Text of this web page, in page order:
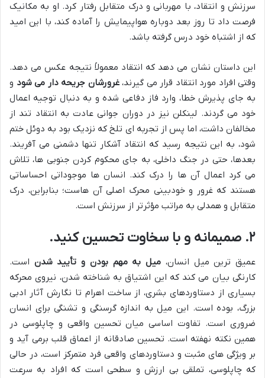
سرزنش و انتقاد، با مهربانی و درک متقابل رفتار کرد. او به مکانیک
فرصت داد تا روز بعد دوباره هواپیمایش را آماده کند، با این امید
که از اشتباه خود درس گرفته باشد.
این داستان نشان می دهد که انتقاد معمولاً نتیجه عکس می دهد.
وقتی افراد مورد انتقاد قرار می گیرند،غرورشان جریحه دار می شود و
به جای پذیرش خطا، وارد فاز دفاعی شده و به دنبال توجیه اعمال
خود می گردند. لینکلن نیز در دوران جوانی عادت به انتقاد تند از
مخالفان داشت، اما پس از تجربه ای تلخ که نزدیک بود به دوئل ختم
شود، به این نتیجه رسید که انتقاد آشکار تنها دشمنی می آفریند.
بعدها، حتی در جنگ داخلی، به جای محکوم کردن جنوبی ها، تلاش
می کرد اعمال آن ها را درک کند. انسان ها موجوداتی احساساتی
هستند که غرور و خودبینی محرک اصلی آن هاست؛ بنابراین، درک
متقابل و همدلی به مراتب مؤثرتر از سرزنش است.
۲. صمیمانه و با سخاوت تحسین کنید.
عمیق ترین میل انسان، میل به مهم بودن و تأیید شدن است.
کارنگی بیان می کند که این اشتیاق به شناخته شدن، نیروی محرکه
بسیاری از دستاوردهای بشری، از ساخت اهرام تا نگارش آثار ادبی
بزرگ، بوده است. این میل به اندازه گرسنگی و تشنگی برای انسان
ضروری است. تفاوت اساسی میان تحسین واقعی و چاپلوسی در
همین نکته نهفته است. تحسین صادقانه از اعماق قلب برمی آید و
بر ویژگی های مثبت و دستاوردهای واقعی فرد متمرکز است، در حالی
که چاپلوسی، تملقی بی ارزش و سطحی است که افراد به سرعت